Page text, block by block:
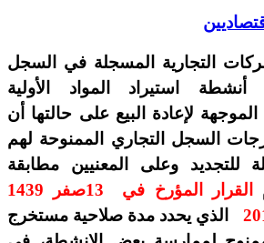
التجارية المسجلة في السجل
أنشطة استيراد المواد الأولية
لإعادة البيع على حالتها أن
السجل التجاري الممنوحة لهم
للتجديد وعلى المعنيين مطابقة
القرار المؤرخ في 13
صفر 1439
الذي يحدد مدة صلاحية مستخرج